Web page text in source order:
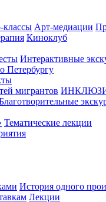
классы Арт-медиации
Киноклуб
Интерактивные
Петербургу
мигрантов
Тематические лекции
История одного
Лекции